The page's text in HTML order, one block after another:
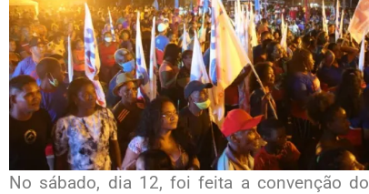
No sábado, dia 12, foi feita a convenção